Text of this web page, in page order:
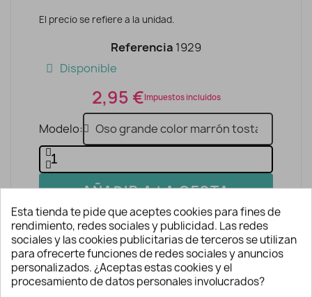
El precio se refiere a la unidad.
Referencia 1929
Disponible
2,95 €Impuestos incluidos
Modelo
AÑADIR A LA CESTA
Esta tienda te pide que aceptes cookies para fines de
rendimiento, redes sociales y publicidad. Las redes
sociales y las cookies publicitarias de terceros se utilizan
para ofrecerte funciones de redes sociales y anuncios
personalizados. ¿Aceptas estas cookies y el
procesamiento de datos personales involucrados?